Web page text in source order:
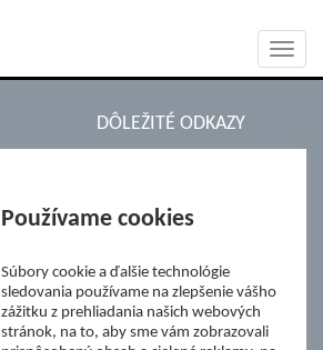
DÔLEŽITÉ ODKAZY
Nadácia Železiarne
ŽP Informatika s.r.o.
ŠK Železiarne Podbrezová
Tále a.s.
Používame cookies
Súbory cookie a ďalšie technológie
sledovania používame na zlepšenie vášho
zážitku z prehliadania našich webových
stránok, na to, aby sme vám zobrazovali